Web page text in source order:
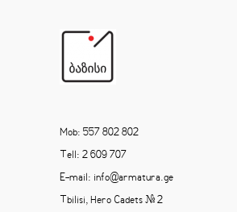
Mob: 557 802 802
Tell: 2 609 707
E-mail: info@armatura.ge
Tbilisi, Hero Cadets # 2